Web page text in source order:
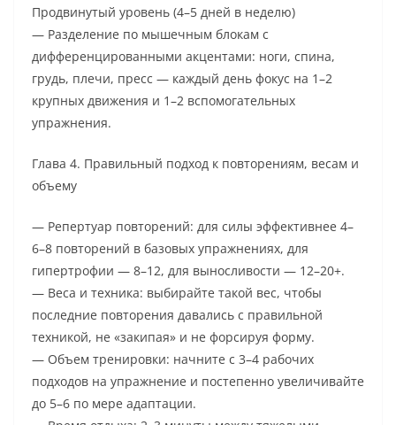
Продвинутый уровень (4–5 дней в неделю)
— Разделение по мышечным блокам с
дифференцированными акцентами: ноги, спина,
грудь, плечи, пресс — каждый день фокус на 1–2
крупных движения и 1–2 вспомогательных
упражнения.
Глава 4. Правильный подход к повторениям, весам и
объему
— Репертуар повторений: для силы эффективнее 4–
6–8 повторений в базовых упражнениях, для
гипертрофии — 8–12, для выносливости — 12–20+.
— Веса и техника: выбирайте такой вес, чтобы
последние повторения давались с правильной
техникой, не «закипая» и не форсируя форму.
— Объем тренировки: начните с 3–4 рабочих
подходов на упражнение и постепенно увеличивайте
до 5–6 по мере адаптации.